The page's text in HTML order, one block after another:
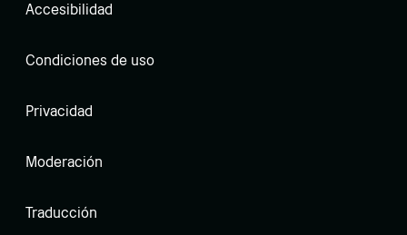
Accesibilidad
Condiciones de uso
Privacidad
Moderación
Traducción